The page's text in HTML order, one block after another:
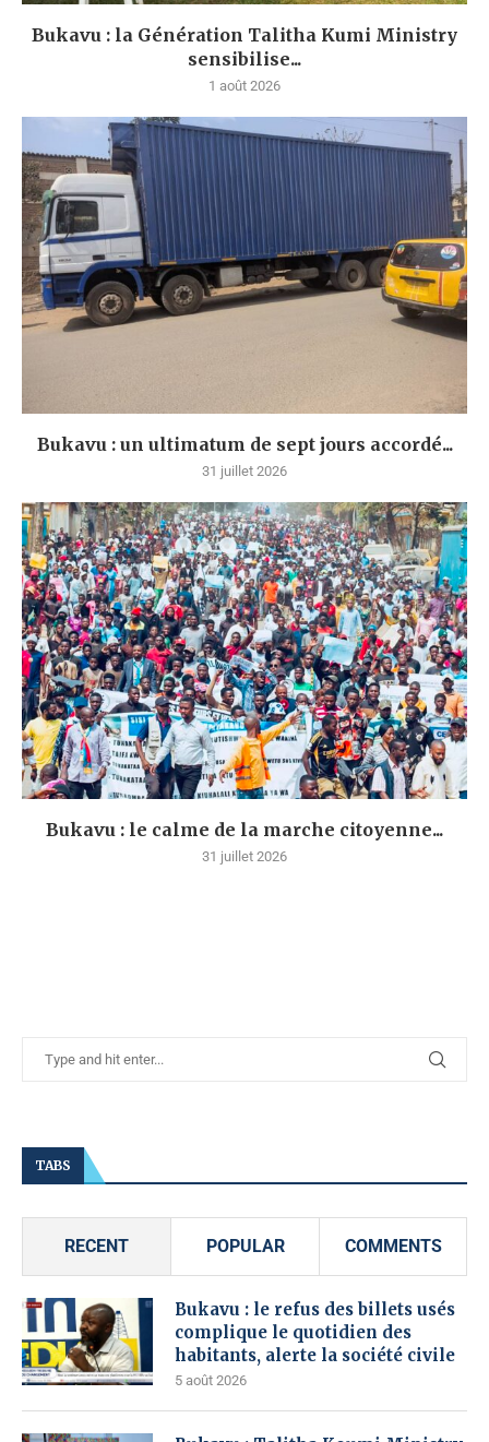
Bukavu : la Génération Talitha Kumi Ministry
sensibilise...
1 août 2026
Bukavu : un ultimatum de sept jours accordé...
31 juillet 2026
Bukavu : le calme de la marche citoyenne...
31 juillet 2026
TABS
RECENT POPULAR COMMENTS
Bukavu : le refus des billets usés
complique le quotidien des
habitants, alerte la société civile
5 août 2026